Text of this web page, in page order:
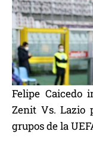
Felipe Caicedo
Zenit Vs. Lazio
grupos de la